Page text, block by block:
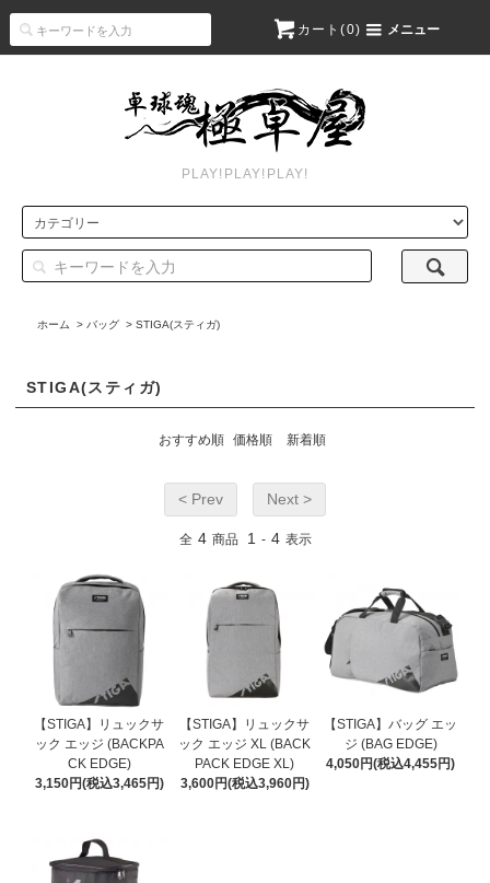
カート(0) メニュー
PLAY!PLAY!PLAY!
ホーム > バッグ > STIGA(スティガ)
STIGA(スティガ)
おすすめ順 価格順 新着順
< Prev Next >
全 4 商品 1 - 4 表示
【STIGA】リュックサ
ック エッジ (BACKPA
CK EDGE)
3,150円(税込3,465円)
【STIGA】リュックサ
ック エッジ XL (BACK
PACK EDGE XL)
3,600円(税込3,960円)
【STIGA】バッグ エッ
ジ (BAG EDGE)
4,050円(税込4,455円)